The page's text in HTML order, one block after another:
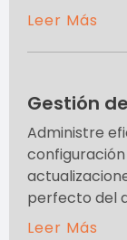
Leer Más
Gestión
Administre
perfecto del
Leer Más